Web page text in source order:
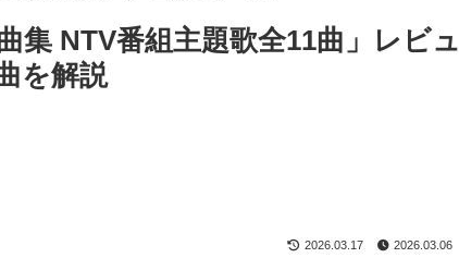
集 NTV番組主題歌全11曲」レビュ
を解説
2026.03.17 2026.03.06